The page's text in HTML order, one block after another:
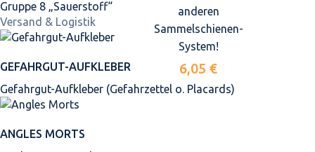
Gruppe 8 „Sauerstoff“
Versand & Logistik
GEFAHRGUT-AUFKLEBER
Gefahrgut-Aufkleber (Gefahrzettel o. Placards)
ANGLES MORTS
anderen
Sammelschienen-
System!
6,05 €